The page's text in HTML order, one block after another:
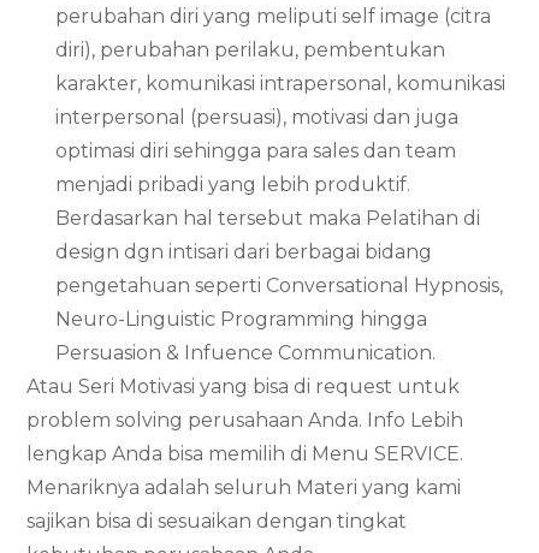
perubahan diri yang meliputi self image (citra
diri), perubahan perilaku, pembentukan
karakter, komunikasi intrapersonal, komunikasi
interpersonal (persuasi), motivasi dan juga
optimasi diri sehingga para sales dan team
menjadi pribadi yang lebih produktif.
Berdasarkan hal tersebut maka Pelatihan di
design dgn intisari dari berbagai bidang
pengetahuan seperti Conversational Hypnosis,
Neuro-Linguistic Programming hingga
Persuasion & Infuence Communication.
Atau Seri Motivasi yang bisa di request untuk
problem solving perusahaan Anda. Info Lebih
lengkap Anda bisa memilih di Menu SERVICE.
Menariknya adalah seluruh Materi yang kami
sajikan bisa di sesuaikan dengan tingkat